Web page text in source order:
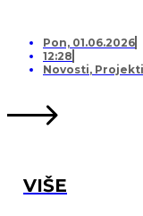
Pon, 01.06.2026
12:28
Novosti, Projekti
VIŠE